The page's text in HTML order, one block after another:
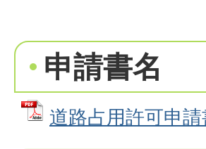
申請書名
道路占用許可申